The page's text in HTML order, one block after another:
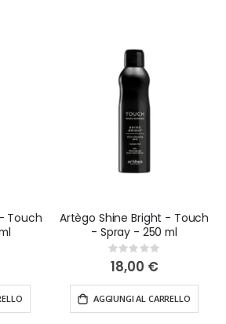
Touch
Artègo Shine Bright - Touch
- Spray - 250 ml
Rating:
0%
18,00 €
AGGIUNGI AL CARRELLO